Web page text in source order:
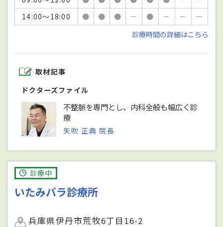
14:00～18:00
● ● ● － ● － －
－
診療時間の詳細はこちら
取材記事
ドクターズファイル
不整脈を専門とし、内科全般も幅広く診
療
矢吹 正典 院長
診療中
いたみバラ診療所
兵庫県伊丹市荒牧6丁目16-2